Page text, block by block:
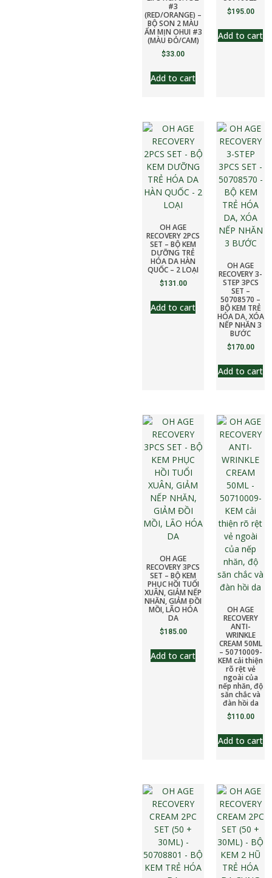
#3
(RED/ORANGE) –
BỘ SON 2 MÀU
ẨM MỊN OHUI #3
(MÀU ĐỎ/CAM)
$33.00
Add to cart
$195.00
Add to cart
OH AGE
RECOVERY 2PCS
SET – BỘ KEM
DƯỠNG TRẺ
HÓA DA HÀN
QUỐC – 2 LOẠI
$131.00
Add to cart
OH AGE
RECOVERY 3-
STEP 3PCS
SET –
50708570 –
BỘ KEM TRẺ
HÓA DA, XÓA
NẾP NHĂN 3
BƯỚC
$170.00
Add to cart
OH AGE
RECOVERY 3PCS
SET – BỘ KEM
PHỤC HỒI TUỔI
XUÂN, GIẢM NẾP
NHĂN, GIẢM ĐỒI
MỒI, LÃO HÓA
DA
$185.00
Add to cart
OH AGE
RECOVERY
ANTI-
WRINKLE
CREAM 50ML
– 50710009-
KEM cải thiện
rõ rệt vẻ
ngoài của
nếp nhăn, độ
săn chắc và
đàn hồi da
$110.00
Add to cart